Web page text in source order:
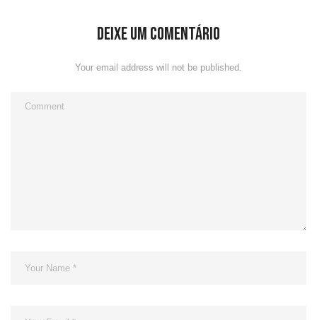
Deixe um comentário
Your email address will not be published.